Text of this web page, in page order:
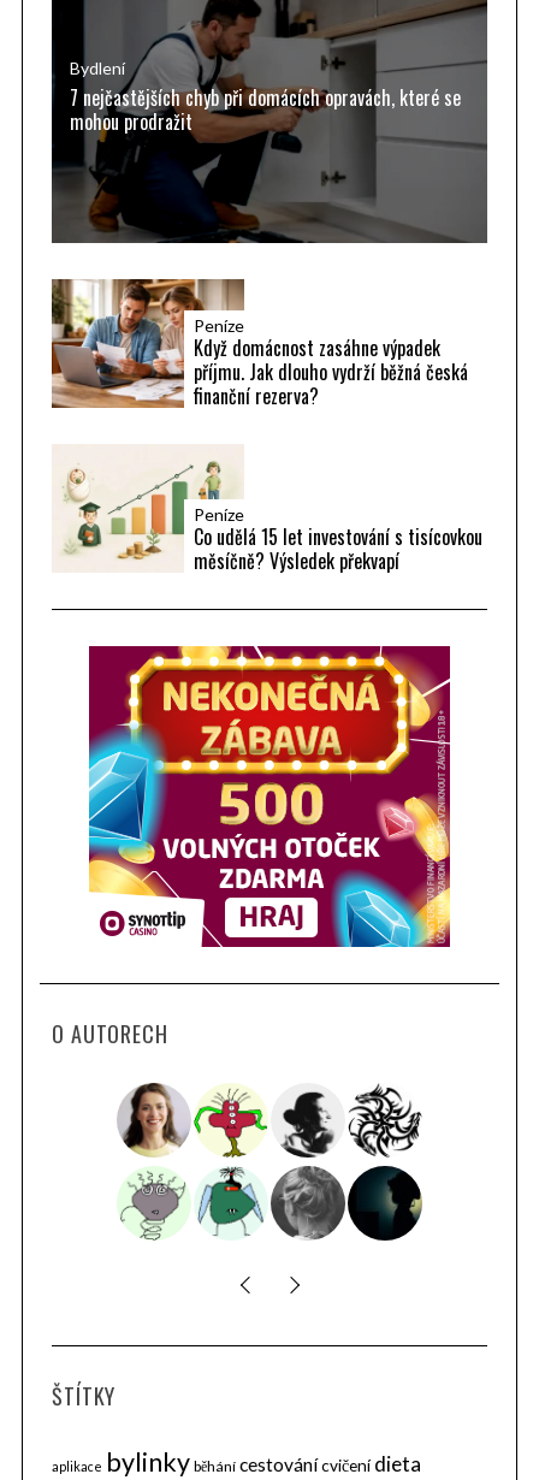
Bydlení
7 nejčastějších chyb při domácích opravách, které se
mohou prodražit
Peníze
Když domácnost zasáhne výpadek
příjmu. Jak dlouho vydrží běžná česká
finanční rezerva?
Peníze
Co udělá 15 let investování s tisícovkou
měsíčně? Výsledek překvapí
O AUTORECH
ŠTÍTKY
aplikace bylinky běhání cestovánícvičení dieta